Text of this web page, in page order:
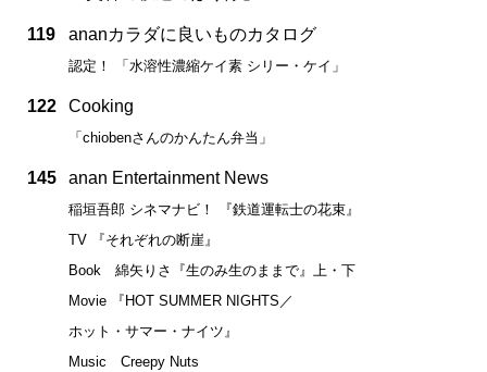
119 ananカラダに良いものカタログ
認定！ 「水溶性濃縮ケイ素 シリー・ケイ」
122 Cooking
「chiobenさんのかんたん弁当」
145 anan Entertainment News
稲垣吾郎 シネマナビ！ 『鉄道運転士の花束』
TV 『それぞれの断崖』
Book 綿矢りさ『生のみ生のままで』上・下
Movie 『HOT SUMMER NIGHTS／
ホット・サマー・ナイツ』
Music Creepy Nuts